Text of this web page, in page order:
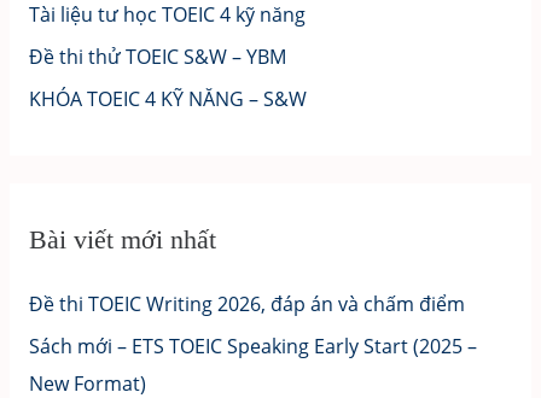
Tài liệu tư học TOEIC 4 kỹ năng
Đề thi thử TOEIC S&W – YBM
KHÓA TOEIC 4 KỸ NĂNG – S&W
Bài viết mới nhất
Đề thi TOEIC Writing 2026, đáp án và chấm điểm
Sách mới – ETS TOEIC Speaking Early Start (2025 –
New Format)